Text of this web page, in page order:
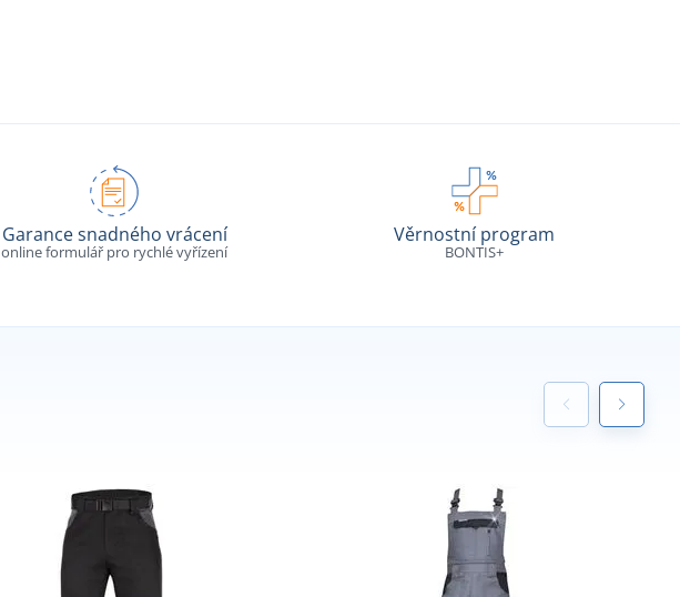
Garance snadného vrácení
online formulář pro rychlé vyřízení
Věrnostní program
BONTIS+